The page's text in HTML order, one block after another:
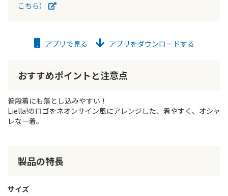
こちら）
アプリで見る アプリをダウンロードする
おすすめポイントと注意点
普段着にも落とし込みやすい！
Liella!のロゴをネオンサイン風にアレンジした、着やすく、オシャ
レな一着。
製品の特長
サイズ